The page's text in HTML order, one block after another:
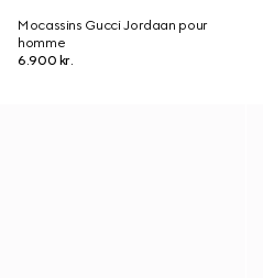
Mocassins Gucci Jordaan pour
homme
6.900 kr.